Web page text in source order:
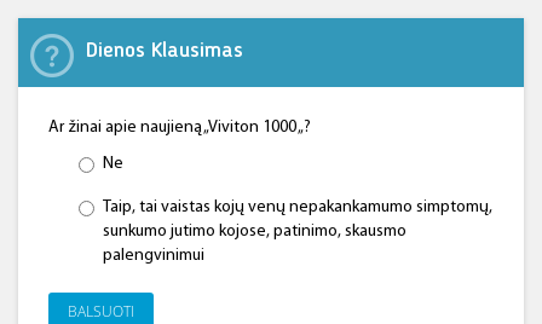
Dienos Klausimas
Ar žinai apie naujieną „Viviton 1000 „?
Ne
Taip, tai vaistas kojų venų nepakankamumo simptomų,
sunkumo jutimo kojose, patinimo, skausmo
palengvinimui
BALSUOTI